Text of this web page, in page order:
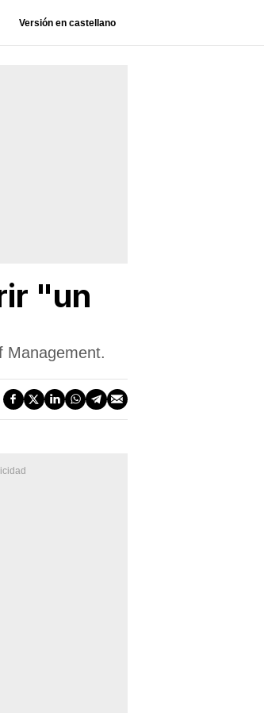
Versión en castellano
"un
Management.